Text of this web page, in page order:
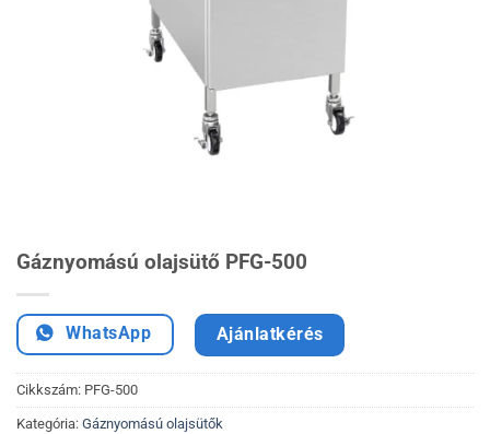
Gáznyomású olajsütő PFG-500
WhatsApp Ajánlatkérés
Cikkszám: PFG-500
Kategória: Gáznyomású olajsütők